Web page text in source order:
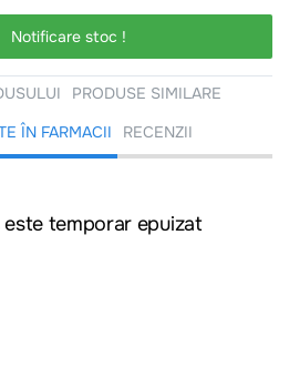
Notificare stoc !
PRODUSE SIMILARE
ÎN FARMACII
RECENZII
temporar epuizat